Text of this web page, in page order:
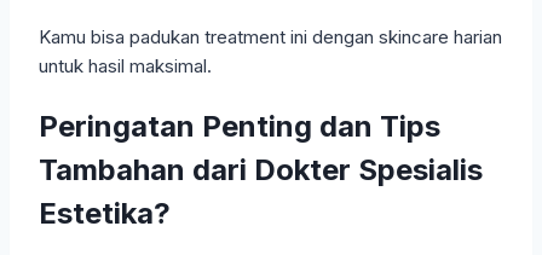
Kamu bisa padukan treatment ini dengan skincare harian
untuk hasil maksimal.
Peringatan Penting dan Tips
Tambahan dari Dokter Spesialis
Estetika?